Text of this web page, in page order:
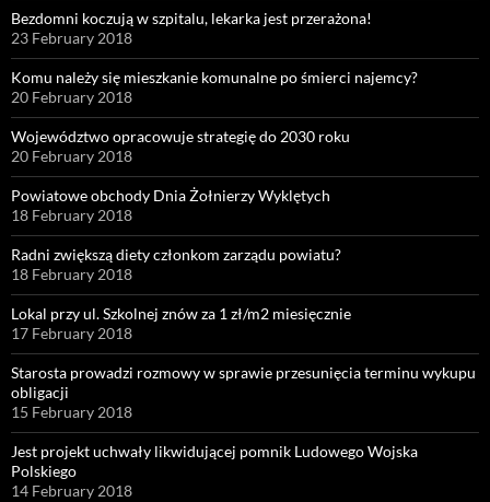
Bezdomni koczują w szpitalu, lekarka jest przerażona!
23 February 2018
Komu należy się mieszkanie komunalne po śmierci najemcy?
20 February 2018
Województwo opracowuje strategię do 2030 roku
20 February 2018
Powiatowe obchody Dnia Żołnierzy Wyklętych
18 February 2018
Radni zwiększą diety członkom zarządu powiatu?
18 February 2018
Lokal przy ul. Szkolnej znów za 1 zł/m2 miesięcznie
17 February 2018
Starosta prowadzi rozmowy w sprawie przesunięcia terminu wykupu
obligacji
15 February 2018
Jest projekt uchwały likwidującej pomnik Ludowego Wojska
Polskiego
14 February 2018